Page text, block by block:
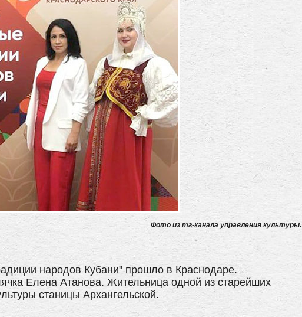
Фото из тг-канала управления культуры.
народов Кубани" прошло в Краснодаре.
Елена Атанова. Жительница одной из старейших
станицы Архангельской.